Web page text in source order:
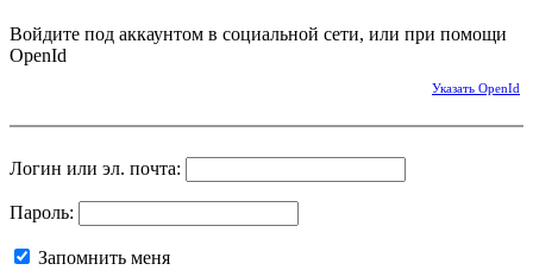
Войдите под аккаунтом в социальной сети, или при помощи
OpenId
Указать OpenId
Логин или эл. почта:
Пароль:
Запомнить меня